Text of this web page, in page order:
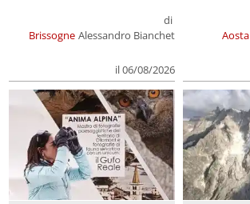
Brissogne
di
Alessandro Bianchet
il 06/08/2026
Aosta